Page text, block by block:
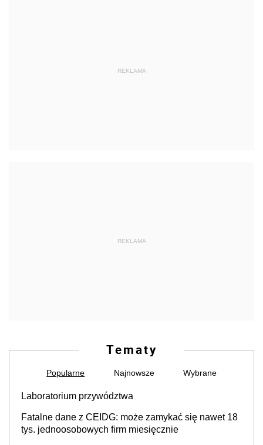
REKLAMA
REKLAMA
Tematy
Popularne Najnowsze Wybrane
Laboratorium przywództwa
Fatalne dane z CEIDG: może zamykać się nawet 18
tys. jednoosobowych firm miesięcznie